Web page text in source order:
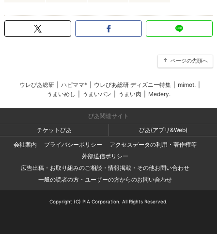
ページの先頭へ
ウレぴあ総研 ハピママ* ウレぴあ総研 ディズニー特集 mimot.
うまいめし
うまいパン うまい肉 Medery.
ぴあ関連サイト
チケットぴあ
ぴあ(アプリ&Web)
会社案内
プライバシーポリシー
アクセスデータの利用・著作権等
外部送信ポリシー
広告出稿・お取り組みのご相談・情報掲載・その他お問い合わせ
一般の読者の方・ユーザーの方からのお問い合わせ
Copyright (C) PIA Corporation. All Rights Reserved.